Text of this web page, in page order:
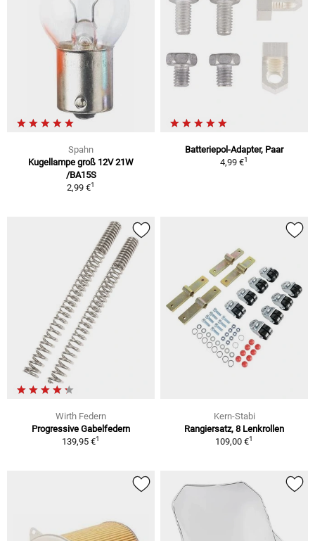
Spahn
Kugellampe groß 12V 21W
/BA15S
2,99 €1
Batteriepol-Adapter, Paar
4,99 €1
Wirth Federn
Progressive Gabelfedern
139,95 €1
Kern-Stabi
Rangiersatz, 8 Lenkrollen
109,00 €1